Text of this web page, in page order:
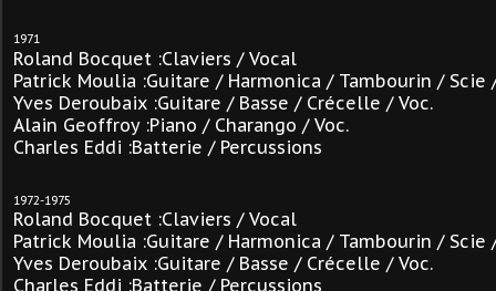
1971
Roland Bocquet :Claviers / Vocal
Patrick Moulia :Guitare / Harmonica / Tambourin / Scie
Yves Deroubaix :Guitare / Basse / Crécelle / Voc.
Alain Geoffroy :Piano / Charango / Voc.
Charles Eddi :Batterie / Percussions
1972-1975
Roland Bocquet :Claviers / Vocal
Patrick Moulia :Guitare / Harmonica / Tambourin / Scie
Yves Deroubaix :Guitare / Basse / Crécelle / Voc.
Charles Eddi :Batterie / Percussions